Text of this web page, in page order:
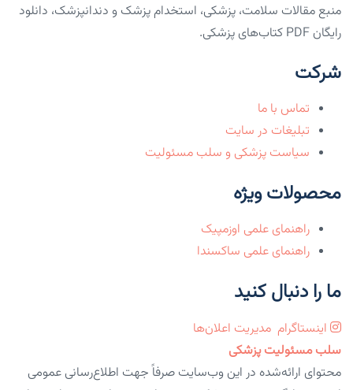
منبع مقالات سلامت، پزشکی، استخدام پزشک و دندانپزشک، دانلود
رایگان PDF کتاب‌های پزشکی.
شرکت
تماس با ما
تبلیغات در سایت
سیاست پزشکی و سلب مسئولیت
محصولات ویژه
راهنمای علمی اوزمپیک
راهنمای علمی ساکسندا
ما را دنبال کنید
اینستاگرام مدیریت اعلان‌ها
سلب مسئولیت پزشکی
محتوای ارائه‌شده در این وب‌سایت صرفاً جهت اطلاع‌رسانی عمومی